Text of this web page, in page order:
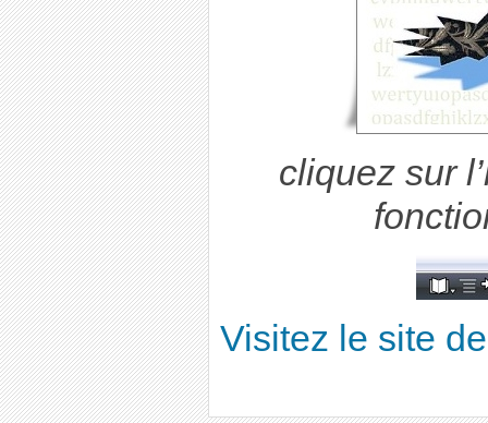
cliquez sur
Visitez le site